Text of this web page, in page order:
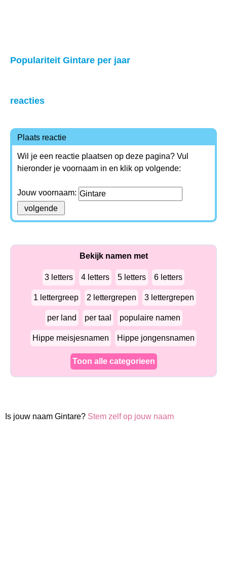
Populariteit Gintare per jaar
reacties
Plaats reactie
Wil je een reactie plaatsen op deze pagina? Vul
hieronder je voornaam in en klik op volgende:
Jouw voornaam:
Bekijk namen met
3 letters 4 letters 5 letters 6 letters
1 lettergreep 2 lettergrepen 3 lettergrepen
per land per taal populaire namen
Hippe meisjesnamen Hippe jongensnamen
Toon alle categorieen
Is jouw naam Gintare? Stem zelf op jouw naam